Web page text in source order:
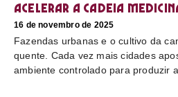
acelerar a cadeia
16 de novembro de 2025
Fazendas urbanas e o cultivo da
quente. Cada vez mais cidades
ambiente controlado para produzir